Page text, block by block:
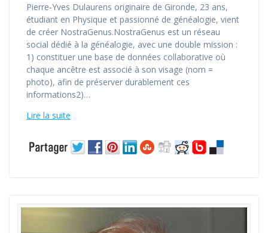
Pierre-Yves Dulaurens originaire de Gironde, 23 ans,
étudiant en Physique et passionné de généalogie, vient
de créer NostraGenus.NostraGenus est un réseau
social dédié à la généalogie, avec une double mission :
1) constituer une base de données collaborative où
chaque ancêtre est associé à son visage (nom =
photo), afin de préserver durablement ces
informations2)…
Lire la suite